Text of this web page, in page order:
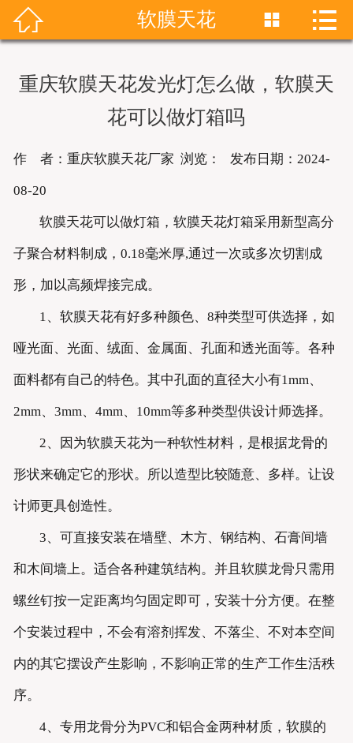
首页
联系我们
 软膜天花  
重庆软膜天花发光灯怎么做，软膜天
花可以做灯箱吗
作 者：重庆软膜天花厂家 浏览： 发布日期：2024-
08-20
软膜天花可以做灯箱，软膜天花灯箱采用新型高分
子聚合材料制成，0.18毫米厚,通过一次或多次切割成
形，加以高频焊接完成。
1、软膜天花有好多种颜色、8种类型可供选择，如
哑光面、光面、绒面、金属面、孔面和透光面等。各种
面料都有自己的特色。其中孔面的直径大小有1mm、
2mm、3mm、4mm、10mm等多种类型供设计师选择。
2、因为软膜天花为一种软性材料，是根据龙骨的
形状来确定它的形状。所以造型比较随意、多样。让设
计师更具创造性。
3、可直接安装在墙壁、木方、钢结构、石膏间墙
和木间墙上。适合各种建筑结构。并且软膜龙骨只需用
螺丝钉按一定距离均匀固定即可，安装十分方便。在整
个安装过程中，不会有溶剂挥发、不落尘、不对本空间
内的其它摆设产生影响，不影响正常的生产工作生活秩
序。
4、专用龙骨分为PVC和铝合金两种材质，软膜的